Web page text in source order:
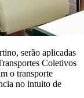
serão aplicadas
Coletivos
o transporte
no intuito de